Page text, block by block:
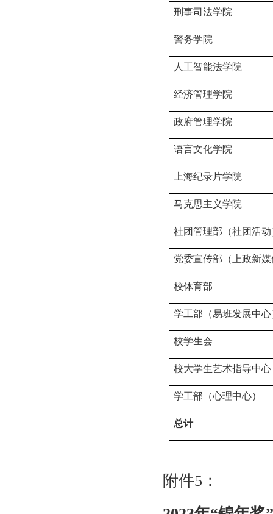
刑事司法学院
警务学院
人工智能法学院
经济管理学院
政府管理学院
语言文化学院
上海纪录片学院
马克思主义学院
社团管理部（社团活动
党委宣传部（上政新
校体育部
学工部（易班发展中心
校学生会
校大学生艺术指导中心
学工部（心理中心）
总计
附件5 ：